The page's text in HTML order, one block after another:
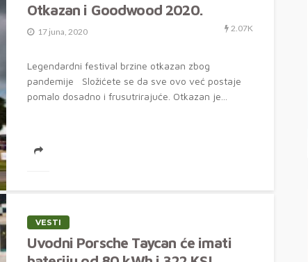
Otkazan i Goodwood 2020.
17 juna, 2020 2.07K
Legendardni festival brzine otkazan zbog
pandemije Složićete se da sve ovo već postaje
pomalo dosadno i frusutrirajuće. Otkazan je...
VESTI
Uvodni Porsche Taycan će imati